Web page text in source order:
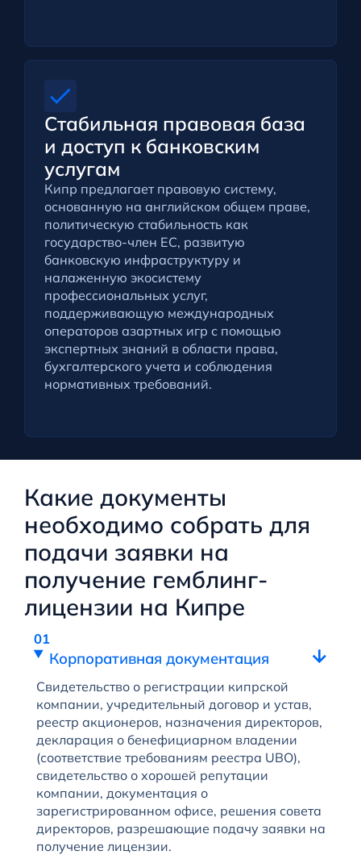
Стабильная правовая база
и доступ к банковским
услугам
Кипр предлагает правовую систему,
основанную на английском общем праве,
политическую стабильность как
государство-член ЕС, развитую
банковскую инфраструктуру и
налаженную экосистему
профессиональных услуг,
поддерживающую международных
операторов азартных игр с помощью
экспертных знаний в области права,
бухгалтерского учета и соблюдения
нормативных требований.
Какие документы
необходимо собрать для
подачи заявки на
получение гемблинг-
лицензии на Кипре
Корпоративная документация
Свидетельство о регистрации кипрской
компании, учредительный договор и устав,
реестр акционеров, назначения директоров,
декларация о бенефициарном владении
(соответствие требованиям реестра UBO),
свидетельство о хорошей репутации
компании, документация о
зарегистрированном офисе, решения совета
директоров, разрешающие подачу заявки на
получение лицензии.